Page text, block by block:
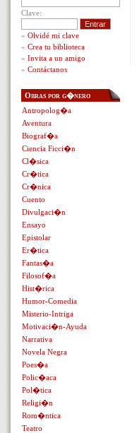
Clave:
» Olvidé mi clave
» Crea tu biblioteca
» Invita a un amigo
» Contáctanos
Obras por g�nero
Antropolog�a
Aventura
Biograf�a
Ciencia Ficci�n
Cl�sica
Cr�tica
Cr�nica
Cuento
Divulgaci�n
Ensayo
Epistolar
Er�tica
Fantas�a
Filosof�a
Hist�rica
Humor-Comedia
Misterio-Intriga
Motivaci�n-Ayuda
Narrativa
Novela Negra
Poes�a
Polic�aca
Pol�tica
Religi�n
Rom�ntica
Teatro